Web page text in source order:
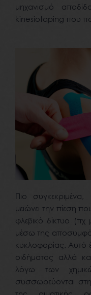
μηχανισμό
kinesiotaping που
Πιο
μειώνει την πίεση
φλεβικό δίκτυο (πχ
μέσω της
κυκλοφορίας. Αυτό
οιδήματος αλλά
λόγω των
συσσωρεύονται